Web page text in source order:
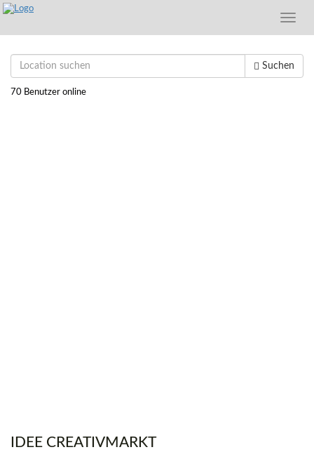
Toggle
Suchen
70 Benutzer online
IDEE CREATIVMARKT